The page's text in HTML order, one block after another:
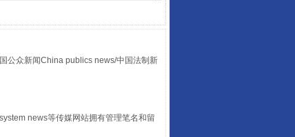
公众新闻China publics news/中国法制新
news等传媒网站拥有管理笔名和留